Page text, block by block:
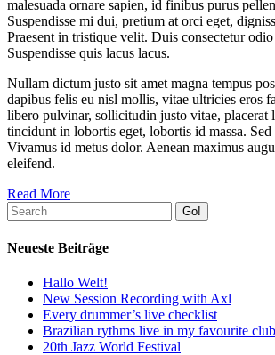
malesuada ornare sapien, id finibus purus
Suspendisse mi dui, pretium at orci eget,
Praesent in tristique velit. Duis consectetur
Suspendisse quis lacus lacus.
Nullam dictum justo sit amet magna tempus
dapibus felis eu nisl mollis, vitae ultricies eros
libero pulvinar, sollicitudin justo vitae, placerat
tincidunt in lobortis eget, lobortis id massa. Sed
Vivamus id metus dolor. Aenean maximus
eleifend.
Read More
Go!
Neueste Beiträge
Hallo Welt!
New Session Recording with Axl
Every drummer’s live checklist
Brazilian rythms live in my favourite club
20th Jazz World Festival